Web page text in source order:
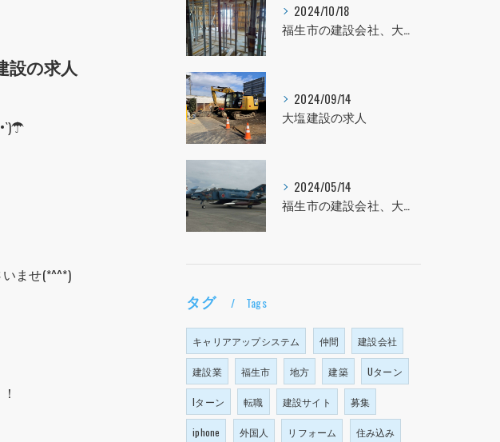
設の求人
ませ(*^^*)
2024/10/18
福生市の建設会社、大塩建設の求人！！！
2024/09/14
大塩建設の求人
2024/05/14
福生市の建設会社、大塩建設の求人！！！
タグ Tags
キャリアアップシステム 仲間 建設会社
建設業 福生市 地方 建築 Uターン
Iターン 転職 建設サイト 募集
iphone 外国人 リフォーム 住み込み